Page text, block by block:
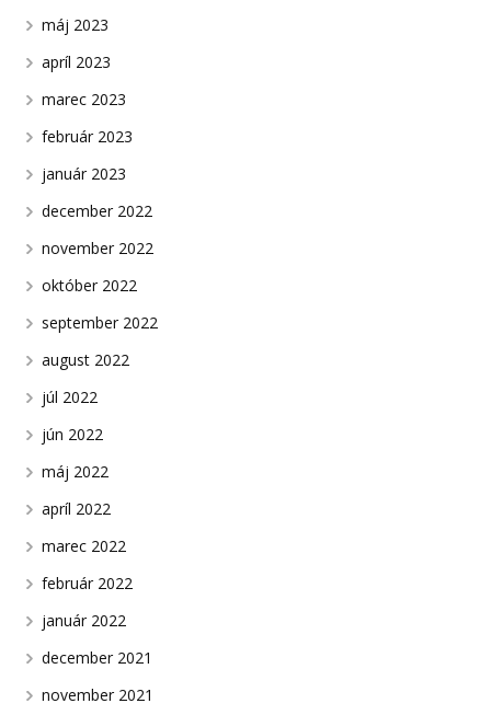
máj 2023
apríl 2023
marec 2023
február 2023
január 2023
december 2022
november 2022
október 2022
september 2022
august 2022
júl 2022
jún 2022
máj 2022
apríl 2022
marec 2022
február 2022
január 2022
december 2021
november 2021